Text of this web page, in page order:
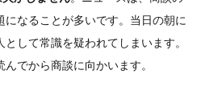
なることが多いです。当日の朝に
して常識を疑われてしまいます。
でから商談に向かいます。